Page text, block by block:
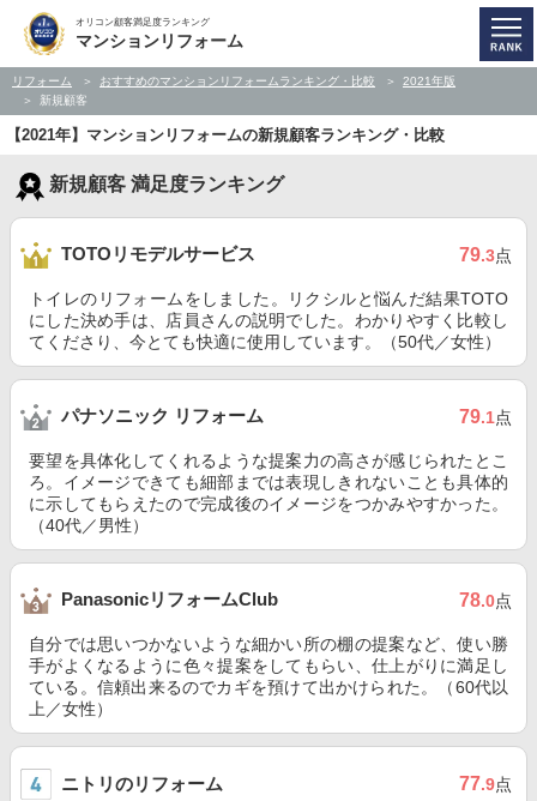
オリコン顧客満足度ランキング
マンションリフォーム
リフォーム おすすめのマンションリフォームランキング・比較
2021年版
新規顧客
【2021年】マンションリフォームの新規顧客ランキング・比較
新規顧客 満足度ランキング
TOTOリモデルサービス 79.3点
トイレのリフォームをしました。リクシルと悩んだ結果TOTO
にした決め手は、店員さんの説明でした。わかりやすく比較し
てくださり、今とても快適に使用しています。（50代／女性）
パナソニック リフォーム 79.1点
要望を具体化してくれるような提案力の高さが感じられたとこ
ろ。イメージできても細部までは表現しきれないことも具体的
に示してもらえたので完成後のイメージをつかみやすかった。
（40代／男性）
PanasonicリフォームClub 78.0点
自分では思いつかないような細かい所の棚の提案など、使い勝
手がよくなるように色々提案をしてもらい、仕上がりに満足し
ている。信頼出来るのでカギを預けて出かけられた。（60代以
上／女性）
ニトリのリフォーム 77.9点